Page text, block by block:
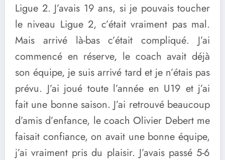
Ligue 2. J’avais 19 ans, si je pouvais toucher
le niveau Ligue 2, c’était vraiment pas mal.
Mais arrivé là-bas c’était compliqué. J’ai
commencé en réserve, le coach avait déjà
son équipe, je suis arrivé tard et je n’étais pas
prévu. J’ai joué toute l’année en U19 et j’ai
fait une bonne saison. J’ai retrouvé beaucoup
d’amis d’enfance, le coach Olivier Debert me
faisait confiance, on avait une bonne équipe,
j’ai vraiment pris du plaisir. J’avais passé 5-6